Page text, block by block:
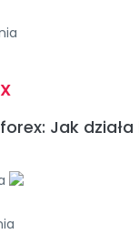
Jak działa